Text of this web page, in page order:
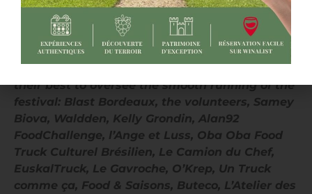
This event was a real success as we welcomed
more than 1600 people during the weekend.
That is why not only we want to thank all the
their best to oversee the smooth running of the
festival: Blast Bordeaux, the volunteers, Samey
Biova, Waldden, Kelly Grondin, Alan92
FoodChallenge, l’Ange et Luss, Oba Oba Food
Truck Culturel Brésilien, Le Camion du Chef,
EuskalTruck, Le Gavroche, O’Krep, Un Truck
comme ça, Food & Saisons, Buteco, L’Atelier des